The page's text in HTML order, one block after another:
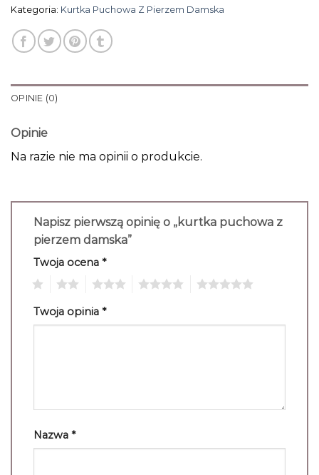
Kategoria: Kurtka Puchowa Z Pierzem Damska
OPINIE (0)
Opinie
Na razie nie ma opinii o produkcie.
Napisz pierwszą opinię o „kurtka puchowa z
pierzem damska”
Twoja ocena *
Twoja opinia *
Nazwa *